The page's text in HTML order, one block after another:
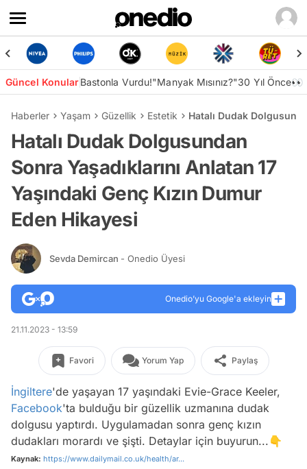
Güncel KonularBastonla Vurdu!"Manyak Mısınız?"30 Yıl Önce👀
Haberler Yaşam Güzellik Estetik Hatalı Dudak
Hatalı Dudak Dolgusundan
Sonra Yaşadıklarını Anlatan 17
Yaşındaki Genç Kızın Dumur
Eden Hikayesi
Sevda Demircan - Onedio Üyesi
Onedio’yu Google'a ekleyin
21.11.2023 - 13:59
Favori Yorum Yap Paylaş
İngiltere'de yaşayan 17 yaşındaki Evie-Grace Keeler,
Facebook'ta bulduğu bir güzellik uzmanına dudak
dolgusu yaptırdı. Uygulamadan sonra genç kızın
dudakları morardı ve şişti. Detaylar için buyurun...👇
Kaynak: https://www.dailymail.co.uk/health/ar...